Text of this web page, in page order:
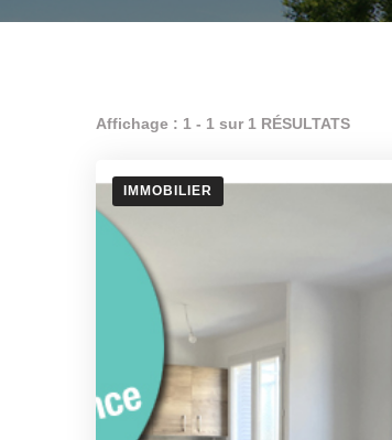
Affichage : 1 - 1 sur 1 RÉSULTATS
IMMOBILIER